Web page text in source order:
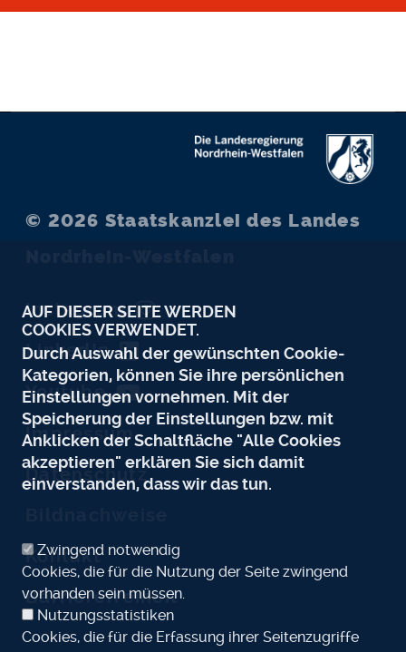
© 2026 Staatskanzlei des Landes
Instagram
LinkedIn
Youtube
Impressum
Datenschutz
Kontakt
Barrierefreiheit
AUF DIESER SEITE WERDEN
COOKIES VERWENDET.
Durch Auswahl der gewünschten Cookie-
Kategorien, können Sie ihre persönlichen
Einstellungen vornehmen. Mit der
Speicherung der Einstellungen bzw. mit
Anklicken der Schaltfläche "Alle Cookies
akzeptieren" erklären Sie sich damit
einverstanden, dass wir das tun.
Zwingend notwendig
Cookies, die für die Nutzung der Seite zwingend
vorhanden sein müssen.
Nutzungsstatistiken
Cookies, die für die Erfassung ihrer Seitenzugriffe